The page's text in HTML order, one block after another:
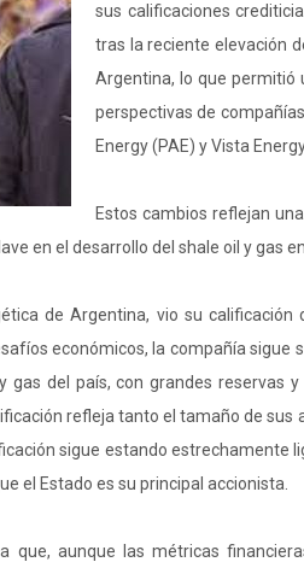
sus calificaciones
tras la reciente elevación
Argentina, lo que permitió
perspectivas de
Energy (PAE) y Vista
Estos cambios reflejan
en el desarrollo del shale oil y gas
de Argentina, vio su calificación
económicos, la compañía sigue
gas del país, con grandes reservas
refleja tanto el tamaño de sus
sigue estando estrechamente
el Estado es su principal accionista.
que, aunque las métricas